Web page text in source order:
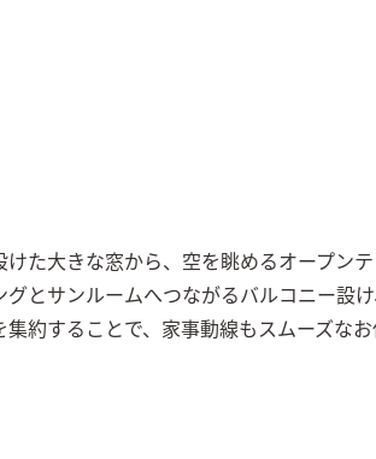
けた大きな窓から、空を眺めるオープン
グとサンルームへつながるバルコニー設
集約することで、家事動線もスムーズなお